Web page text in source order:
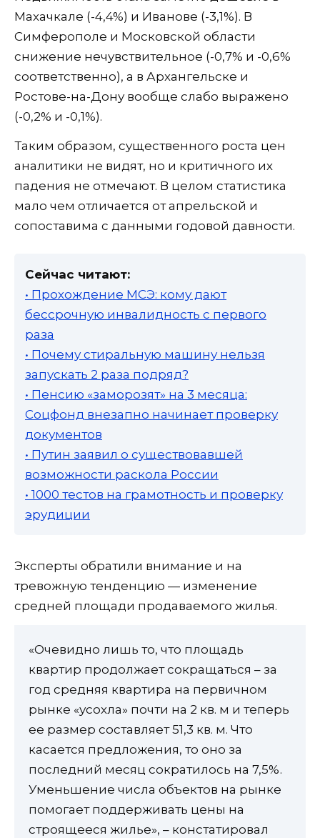
Махачкале (-4,4%) и Иванове (-3,1%). В
Симферополе и Московской области
снижение нечувствительное (-0,7% и -0,6%
соответственно), а в Архангельске и
Ростове-на-Дону вообще слабо выражено
(-0,2% и -0,1%).
Таким образом, существенного роста цен
аналитики не видят, но и критичного их
падения не отмечают. В целом статистика
мало чем отличается от апрельской и
сопоставима с данными годовой давности.
Сейчас читают:
• Прохождение МСЭ: кому дают
бессрочную инвалидность с первого
раза
• Почему стиральную машину нельзя
запускать 2 раза подряд?
• Пенсию «заморозят» на 3 месяца:
Соцфонд внезапно начинает проверку
документов
• Путин заявил о существовавшей
возможности раскола России
• 1000 тестов на грамотность и проверку
эрудиции
Эксперты обратили внимание и на
тревожную тенденцию — изменение
средней площади продаваемого жилья.
«Очевидно лишь то, что площадь
квартир продолжает сокращаться – за
год средняя квартира на первичном
рынке «усохла» почти на 2 кв. м и теперь
ее размер составляет 51,3 кв. м. Что
касается предложения, то оно за
последний месяц сократилось на 7,5%.
Уменьшение числа объектов на рынке
помогает поддерживать цены на
строящееся жилье», – констатировал